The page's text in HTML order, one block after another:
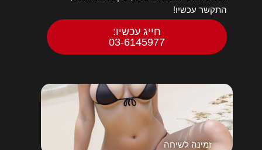
התקשר עכשיו!
חייג עכשיו:
03-6145977
זמינה לשיחה